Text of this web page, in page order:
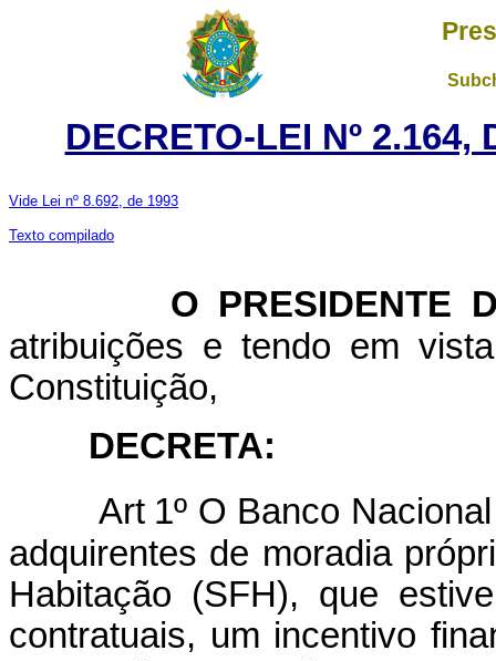
DECRETO-LEI Nº 2.164,
Vide Lei nº 8.692, de 1993
Texto compilado
O PRESIDENTE
atribuições e tendo em
Constituição,
DECRETA:
Art 1º O Banco
adquirentes de moradia
Habitação (SFH), que
contratuais, um incentivo